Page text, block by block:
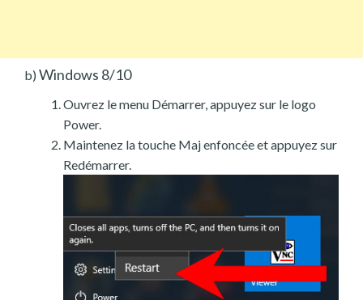
b) Windows 8/10
Ouvrez le menu Démarrer, appuyez sur le logo
Power.
Maintenez la touche Maj enfoncée et appuyez sur
Redémarrer.